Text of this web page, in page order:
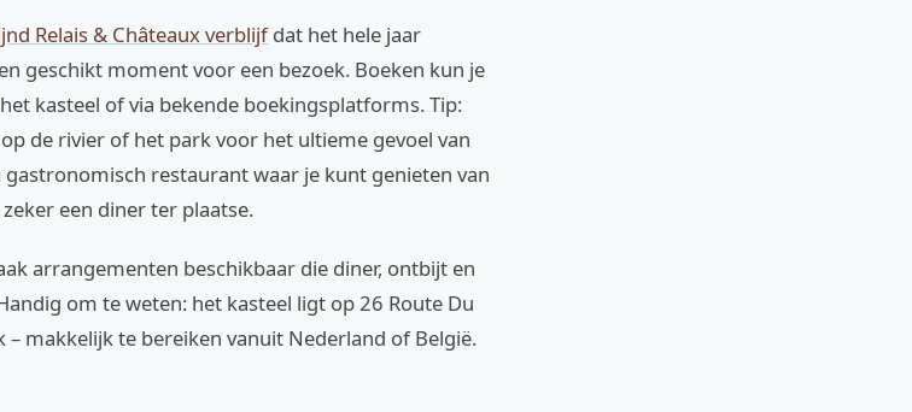
Relais & Châteaux verblijfdat het hele jaar
geschikt moment voor een bezoek. Boeken kun je
kasteel of via bekende boekingsplatforms. Tip:
de rivier of het park voor het ultieme gevoel van
restaurant waar je kunt genieten van
een diner ter plaatse.
arrangementen beschikbaar die diner, ontbijt en
om te weten: het kasteel ligt op 26 Route Du
makkelijk te bereiken vanuit Nederland of België.